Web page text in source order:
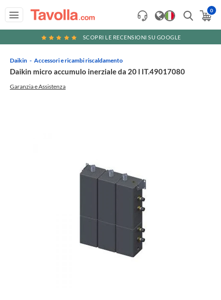
0
SCOPRI LE RECENSIONI SU GOOGLE
Daikin Accessori e ricambi riscaldamento
Daikin micro accumulo inerziale da 20 l IT.49017080
Garanzia e Assistenza